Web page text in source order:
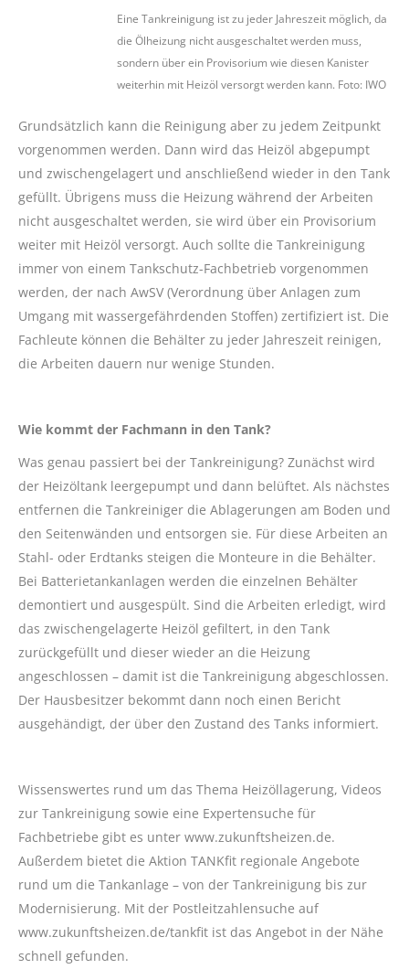
Eine Tankreinigung ist zu jeder Jahreszeit möglich, da
die Ölheizung nicht ausgeschaltet werden muss,
sondern über ein Provisorium wie diesen Kanister
weiterhin mit Heizöl versorgt werden kann. Foto: IWO
Grundsätzlich kann die Reinigung aber zu jedem Zeitpunkt
vorgenommen werden. Dann wird das Heizöl abgepumpt
und zwischengelagert und anschließend wieder in den Tank
gefüllt. Übrigens muss die Heizung während der Arbeiten
nicht ausgeschaltet werden, sie wird über ein Provisorium
weiter mit Heizöl versorgt. Auch sollte die Tankreinigung
immer von einem Tankschutz-Fachbetrieb vorgenommen
werden, der nach AwSV (Verordnung über Anlagen zum
Umgang mit wassergefährdenden Stoffen) zertifiziert ist. Die
Fachleute können die Behälter zu jeder Jahreszeit reinigen,
die Arbeiten dauern nur wenige Stunden.
Wie kommt der Fachmann in den Tank?
Was genau passiert bei der Tankreinigung? Zunächst wird
der Heizöltank leergepumpt und dann belüftet. Als nächstes
entfernen die Tankreiniger die Ablagerungen am Boden und
den Seitenwänden und entsorgen sie. Für diese Arbeiten an
Stahl- oder Erdtanks steigen die Monteure in die Behälter.
Bei Batterietankanlagen werden die einzelnen Behälter
demontiert und ausgespült. Sind die Arbeiten erledigt, wird
das zwischengelagerte Heizöl gefiltert, in den Tank
zurückgefüllt und dieser wieder an die Heizung
angeschlossen – damit ist die Tankreinigung abgeschlossen.
Der Hausbesitzer bekommt dann noch einen Bericht
ausgehändigt, der über den Zustand des Tanks informiert.
Wissenswertes rund um das Thema Heizöllagerung, Videos
zur Tankreinigung sowie eine Expertensuche für
Fachbetriebe gibt es unter www.zukunftsheizen.de.
Außerdem bietet die Aktion TANKfit regionale Angebote
rund um die Tankanlage – von der Tankreinigung bis zur
Modernisierung. Mit der Postleitzahlensuche auf
www.zukunftsheizen.de/tankfit ist das Angebot in der Nähe
schnell gefunden.